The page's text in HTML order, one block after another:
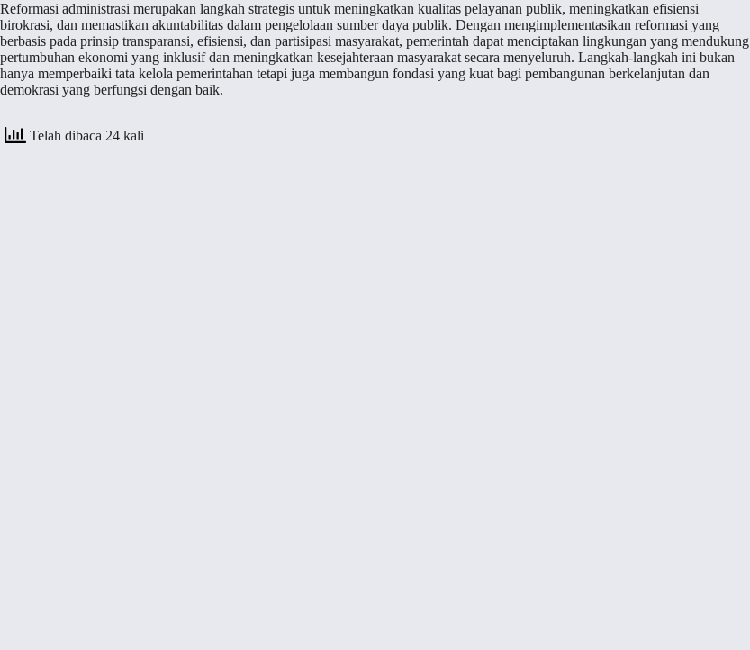
Reformasi administrasi merupakan langkah strategis untuk meningkatkan kualitas pelayanan publik, meningkatkan efisiensi
birokrasi, dan memastikan akuntabilitas dalam pengelolaan sumber daya publik. Dengan mengimplementasikan reformasi yang
berbasis pada prinsip transparansi, efisiensi, dan partisipasi masyarakat, pemerintah dapat menciptakan lingkungan yang mendukung
pertumbuhan ekonomi yang inklusif dan meningkatkan kesejahteraan masyarakat secara menyeluruh. Langkah-langkah ini bukan
hanya memperbaiki tata kelola pemerintahan tetapi juga membangun fondasi yang kuat bagi pembangunan berkelanjutan dan
demokrasi yang berfungsi dengan baik.
Telah dibaca 24 kali